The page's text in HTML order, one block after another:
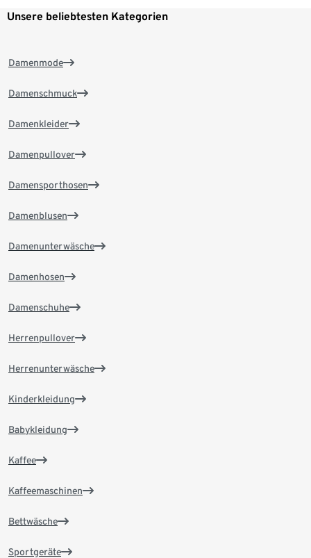
Unsere beliebtesten Kategorien
Damenmode
Damenschmuck
Damenkleider
Damenpullover
Damensporthosen
Damenblusen
Damenunterwäsche
Damenhosen
Damenschuhe
Herrenpullover
Herrenunterwäsche
Kinderkleidung
Babykleidung
Kaffee
Kaffeemaschinen
Bettwäsche
Sportgeräte